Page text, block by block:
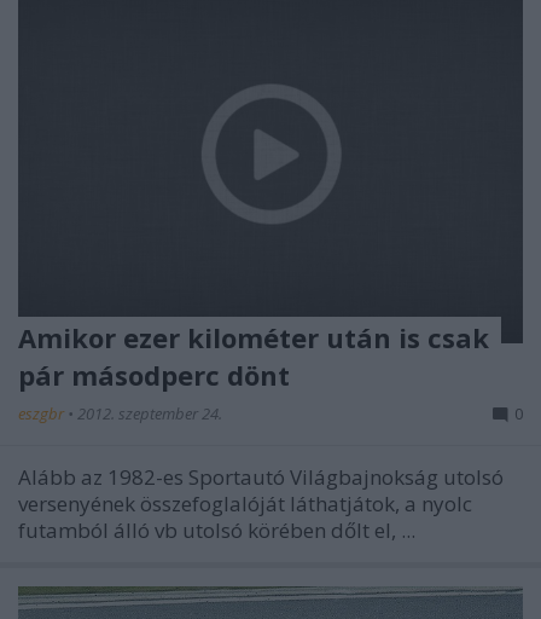
Amikor ezer kilométer után is csak
pár másodperc dönt
eszgbr • 2012. szeptember 24. 0
Alább az 1982-es Sportautó Világbajnokság utolsó
versenyének összefoglalóját láthatjátok, a nyolc
futamból álló vb utolsó körében dőlt el, ...